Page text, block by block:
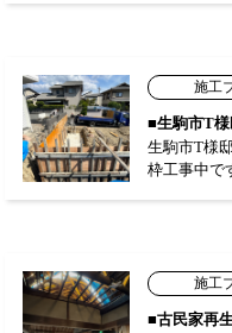
施工
■生駒市T
生駒市T様
枠工事中
施工
■古民家再